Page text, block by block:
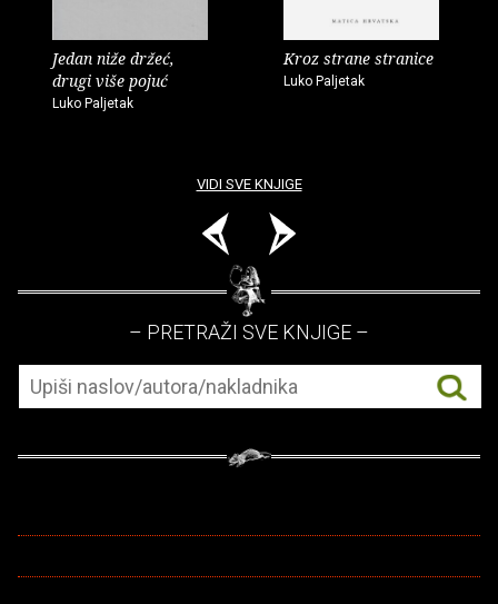
Jedan niže držeć,
drugi više pojuć
Luko Paljetak
Kroz strane stranice
Luko Paljetak
VIDI SVE KNJIGE
– PRETRAŽI SVE KNJIGE –